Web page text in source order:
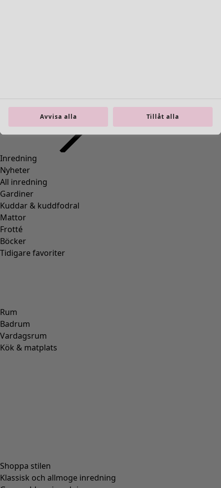
Inredning
Nyheter
All inredning
Gardiner
Kuddar & kuddfodral
Mattor
Frotté
Böcker
Tidigare favoriter
Rum
Badrum
Vardagsrum
Kök & matplats
Shoppa stilen
Klassisk och allmoge inredning
Avvisa alla Tillåt alla